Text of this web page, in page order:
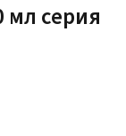
серия